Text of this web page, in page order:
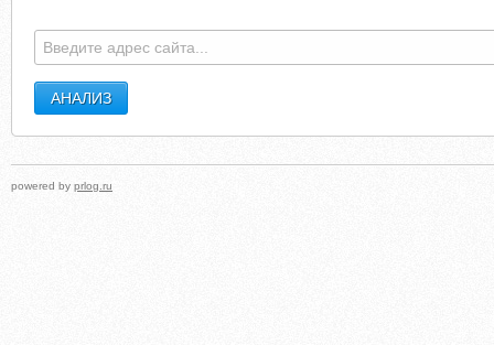
powered by prlog.ru